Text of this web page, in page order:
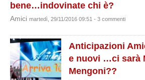
bene…indovinate chi è?
Amici martedì, 29/11/2016 09:51 - 3 commenti
Anticipazioni
e nuovi …ci sarà
Mengoni??